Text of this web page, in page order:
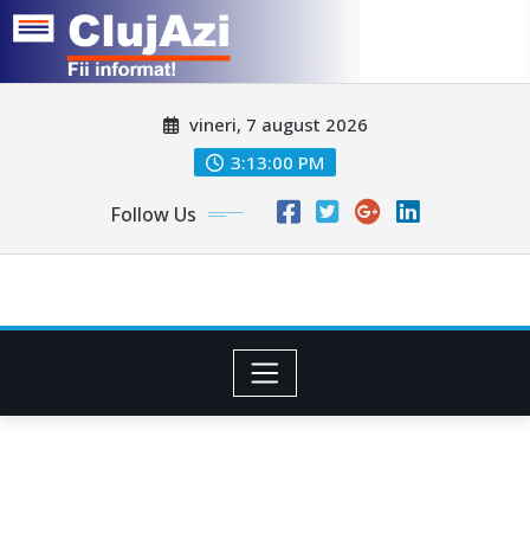
vineri, 7 august 2026
3:13:03 PM
Follow Us